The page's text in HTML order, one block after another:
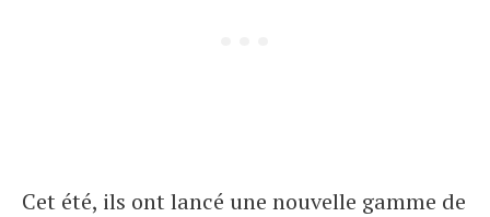
Cet été, ils ont lancé une nouvelle gamme de